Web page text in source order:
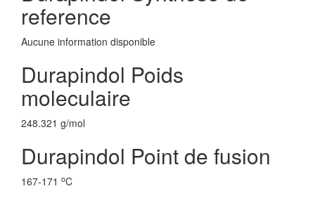
reference
Aucune information disponible
Durapindol Poids
moleculaire
248.321 g/mol
Durapindol Point de fusion
167-171 oC